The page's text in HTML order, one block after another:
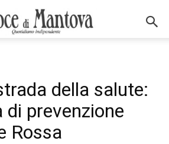
della salute:
prevenzione
Rossa